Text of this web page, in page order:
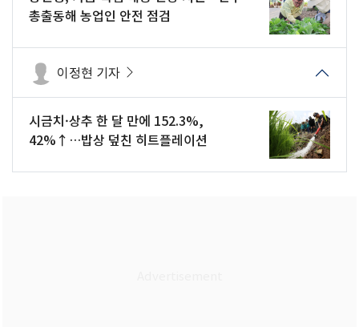
총출동해 농업인 안전 점검
이정현 기자
시금치·상추 한 달 만에 152.3%,
42%↑…밥상 덮친 히트플레이션